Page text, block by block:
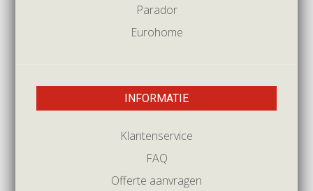
Parador
Eurohome
INFORMATIE
Klantenservice
FAQ
Offerte aanvragen